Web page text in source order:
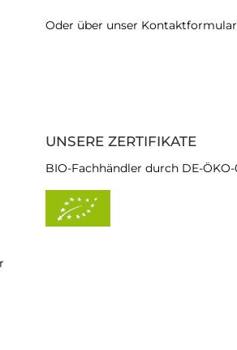
Oder über unser Kontaktformular
UNSERE ZERTIFIKATE
BIO-Fachhändler durch DE-